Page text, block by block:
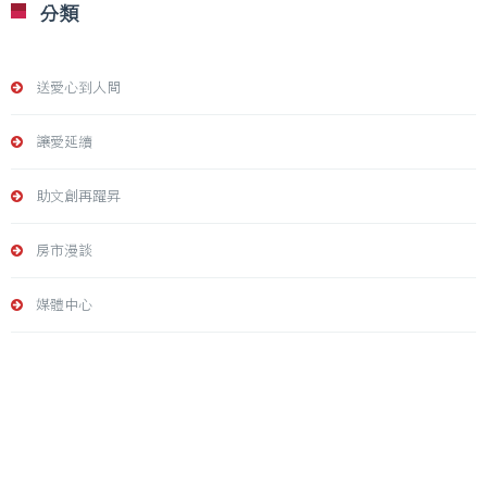
分類
送愛心到人間
讓愛延續
助文創再躍昇
房市漫談
媒體中心